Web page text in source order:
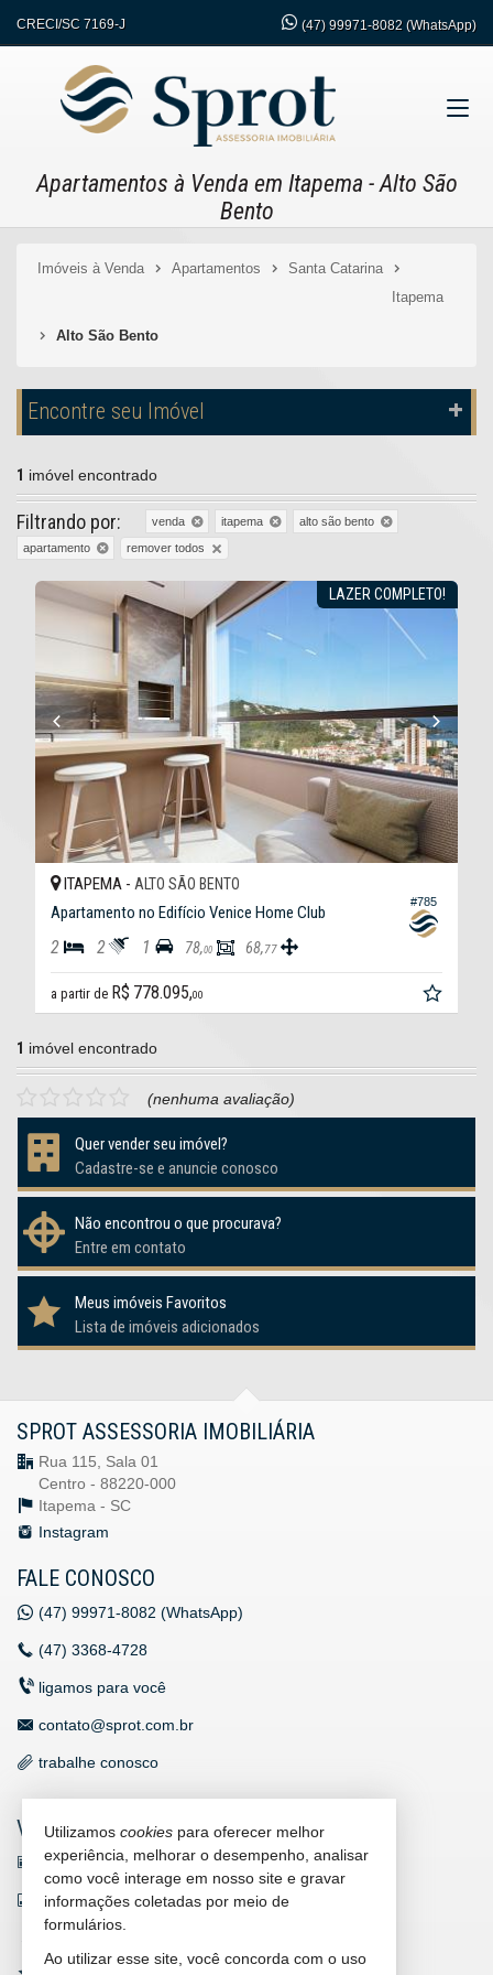
CRECI/SC 7169-J (47) 99971-8082 (WhatsApp)
Apartamentos à Venda em Itapema - Alto São
Bento
Imóveis à Venda Apartamentos
Santa Catarina
Itapema
Alto São Bento
Encontre seu Imóvel
1 imóvel encontrado
Filtrando por: venda itapema
alto são bento
apartamento
remover todos
LAZER COMPLETO!
#785
ITAPEMA - ALTO SÃO BENTO
Apartamento no Edifício Venice Home Club
2 2 1 78,00 68,77
a partir de R$ 778.095,00
1 imóvel encontrado
(nenhuma avaliação)
Quer vender seu imóvel?
Cadastre-se e anuncie conosco
Não encontrou o que procurava?
Entre em contato
Meus imóveis Favoritos
Lista de imóveis adicionados
SPROT ASSESSORIA IMOBILIÁRIA
Rua 115, Sala 01
Centro - 88220-000
Itapema - SC
Instagram
FALE CONOSCO
(47) 99971-8082 (WhatsApp)
(47) 3368-4728
ligamos para você
contato@sprot.com.br
trabalhe conosco
VEJA MAIS
receba nosso newsletter
indicadores financeiros
Utilizamos cookies para oferecer melhor
experiência, melhorar o desempenho, analisar
como você interage em nosso site e gravar
informações coletadas por meio de
formulários.
Ao utilizar esse site, você concorda com o uso